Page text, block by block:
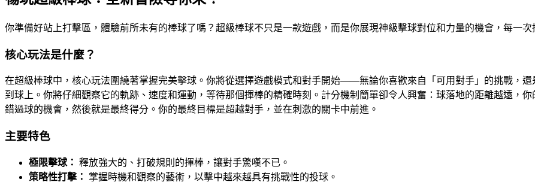
你準備好站上打擊區，體驗前所未有的棒球了嗎？超級棒球不只是一款遊戲，而是你展現神級擊球對位和力量的機會，每一次
核心玩法是什麼？
在超級棒球中，核心玩法圍繞著掌握完美擊球。你將從選擇遊戲模式和對手開始——無論你喜歡來自「可用對手」的挑戰，
到球上。你將仔細觀察它的軌跡、速度和運動，等待那個揮棒的精確時刻。計分機制簡單卻令人興奮：球落地的距離越遠，
錯過球的機會，然後就是最終得分。你的最終目標是超越對手，並在刺激的關卡中前進。
主要特色
極限擊球： 釋放強大的、打破規則的揮棒，讓對手驚嘆不已。
策略性打擊：
掌握時機和觀察的藝術，以擊中越來越具有挑戰性的投球。